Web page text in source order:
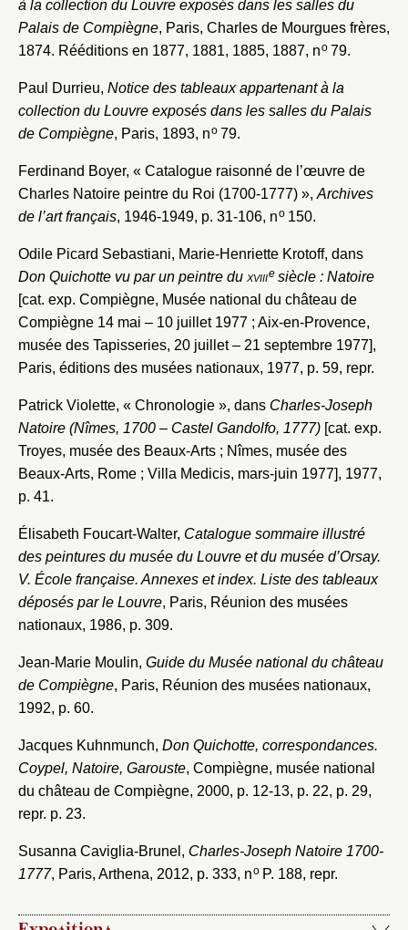
à la collection du Louvre exposés dans les salles du
Palais de Compiègne, Paris, Charles de Mourgues frères,
1874. Rééditions en 1877, 1881, 1885, 1887, no79.
Paul Durrieu, Notice des tableaux appartenant à la
collection du Louvre exposés dans les salles du Palais
de Compiègne, Paris, 1893, no79.
Ferdinand Boyer, « Catalogue raisonné de l’œuvre de
Charles Natoire peintre du Roi (1700-1777) », Archives
de l’art français, 1946-1949, p. 31-106, no150.
Odile Picard Sebastiani, Marie-Henriette Krotoff, dans
Don Quichotte vu par un peintre du xviiiesiècle : Natoire
[cat. exp. Compiègne, Musée national du château de
Compiègne 14 mai – 10 juillet 1977 ; Aix-en-Provence,
musée des Tapisseries, 20 juillet – 21 septembre 1977],
Paris, éditions des musées nationaux, 1977, p. 59, repr.
Patrick Violette, « Chronologie », dans Charles-Joseph
Natoire (Nîmes, 1700 – Castel Gandolfo, 1777) [cat. exp.
Troyes, musée des Beaux-Arts ; Nîmes, musée des
Beaux-Arts, Rome ; Villa Medicis, mars-juin 1977], 1977,
p. 41.
Élisabeth Foucart-Walter, Catalogue sommaire illustré
des peintures du musée du Louvre et du musée d’Orsay.
V. École française. Annexes et index. Liste des tableaux
déposés par le Louvre, Paris, Réunion des musées
nationaux, 1986, p. 309.
Jean-Marie Moulin, Guide du Musée national du château
de Compiègne, Paris, Réunion des musées nationaux,
1992, p. 60.
Jacques Kuhnmunch, Don Quichotte, correspondances.
Coypel, Natoire, Garouste, Compiègne, musée national
du château de Compiègne, 2000, p. 12-13, p. 22, p. 29,
repr. p. 23.
Susanna Caviglia-Brunel, Charles-Joseph Natoire 1700-
1777, Paris, Arthena, 2012, p. 333, noP. 188, repr.
Valider
Nouveau dossier
Créer et ajouter
Envoyer
Vous n'êtes pas encore inscrit ?Créer un compte
Vous avez oublié votre mot de passe ? Cliquez ici